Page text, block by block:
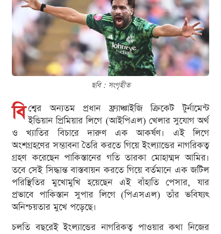
ছবি : সংগৃহীত
বি শ্বের অন্যতম প্রধান ফ্র্যাঞ্চাইজি ক্রিকেট টুর্নামেন্ট
ইন্ডিয়ান প্রিমিয়ার লিগে (আইপিএল) খেলার সুযোগ অর্থ
ও খ্যাতির বিচারে দারুণ এক আকর্ষণ। এই লিগে
অংশগ্রহণের সম্ভাবনা তৈরি করতে গিয়ে ইংল্যান্ডের নাগরিকত্ব
গ্রহণ করেছেন পাকিস্তানের গতি তারকা মোহাম্মদ আমির।
তবে সেই সিদ্ধান্ত বাস্তবায়ন করতে গিয়ে বর্তমানে এক জটিল
পরিস্থিতির মুখোমুখি হয়েছেন এই বাঁহাতি পেসার, যার
প্রভাবে পাকিস্তান সুপার লিগে (পিএসএল) তাঁর ভবিষ্যৎ
অনিশ্চয়তার মুখে পড়েছে।
চলতি বছরেই ইংল্যান্ডের নাগরিকত্ব পাওয়ার কথা নিজের